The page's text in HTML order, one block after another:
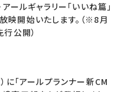
ールギャラリー「いいね篇」
映開始いたします。（※8月
公開）
に「アールプランナー新CM